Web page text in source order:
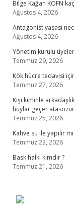
Bilge Kağan KÖFN
Ağustos 4, 2026
Antagonist yasası
Ağustos 4, 2026
Yönetim kurulu
Temmuz 29, 2026
Kök hücre tedavisi
Temmuz 27, 2026
Kişi kiminle
huylar geçer
Temmuz 25, 2026
Kahve su ile yapılır
Temmuz 23, 2026
Bask halkı kimdir ?
Temmuz 21, 2026